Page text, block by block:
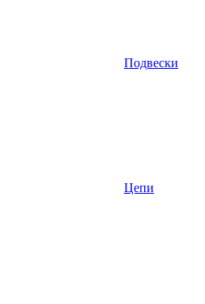
Подвески
Цепи